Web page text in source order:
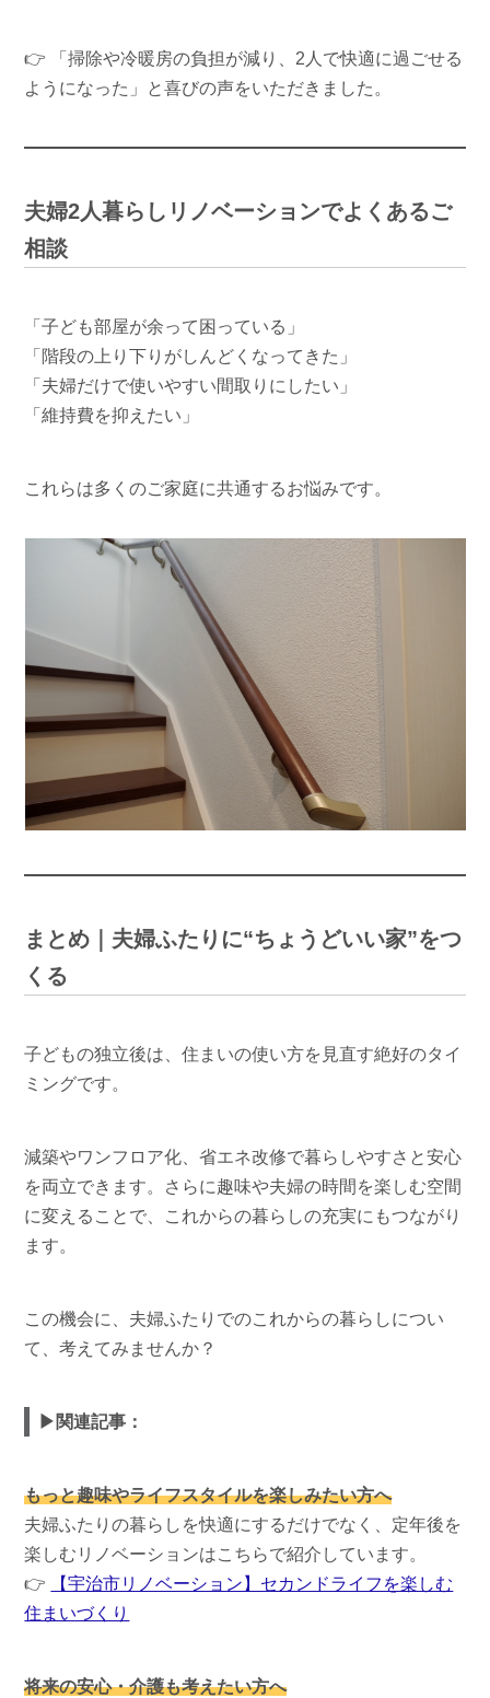
👉 「掃除や冷暖房の負担が減り、2人で快適に過ごせる
ようになった」と喜びの声をいただきました。
夫婦2人暮らしリノベーションでよくあるご
相談
「子ども部屋が余って困っている」
「階段の上り下りがしんどくなってきた」
「夫婦だけで使いやすい間取りにしたい」
「維持費を抑えたい」
これらは多くのご家庭に共通するお悩みです。
まとめ｜夫婦ふたりに“ちょうどいい家”をつ
くる
子どもの独立後は、住まいの使い方を見直す絶好のタイ
ミングです。
減築やワンフロア化、省エネ改修で暮らしやすさと安心
を両立できます。さらに趣味や夫婦の時間を楽しむ空間
に変えることで、これからの暮らしの充実にもつながり
ます。
この機会に、夫婦ふたりでのこれからの暮らしについ
て、考えてみませんか？
▶関連記事：
もっと趣味やライフスタイルを楽しみたい方へ
夫婦ふたりの暮らしを快適にするだけでなく、定年後を
楽しむリノベーションはこちらで紹介しています。
👉
【宇治市リノベーション】セカンドライフを楽しむ
住まいづくり
将来の安心・介護も考えたい方へ